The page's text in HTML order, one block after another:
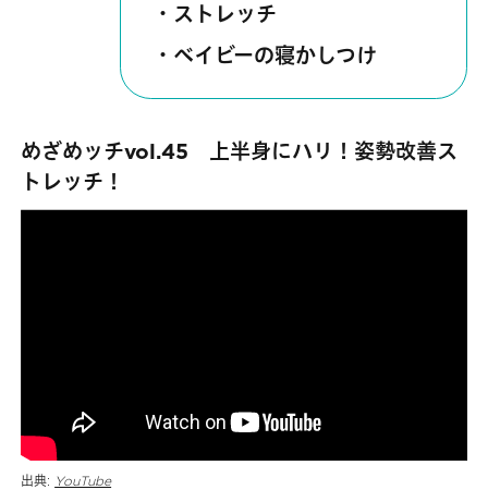
・ストレッチ
・ベイビーの寝かしつけ
めざめッチvol.45 上半身にハリ！姿勢改善ス
トレッチ！
出典: YouTube